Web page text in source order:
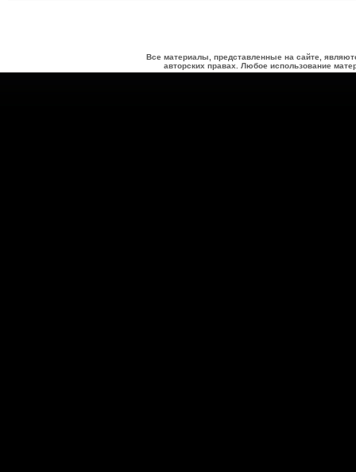
Все материалы, представленные на сайте,
авторских правах. Любое использование